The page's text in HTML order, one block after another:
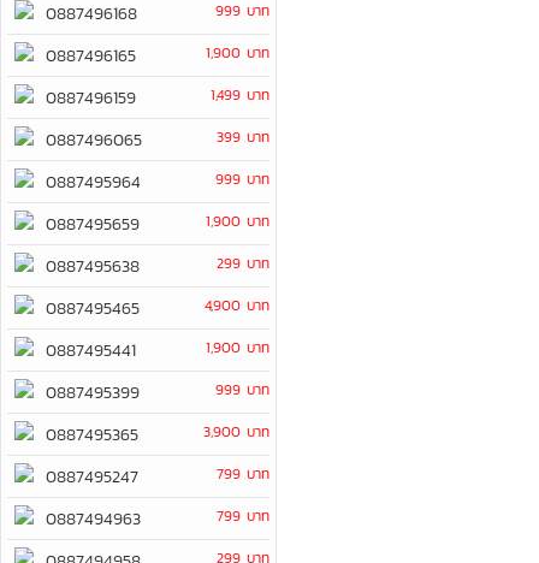
0887496168 999 บาท
0887496165 1,900 บาท
0887496159 1,499 บาท
0887496065 399 บาท
0887495964 999 บาท
0887495659 1,900 บาท
0887495638 299 บาท
0887495465 4,900 บาท
0887495441 1,900 บาท
0887495399 999 บาท
0887495365 3,900 บาท
0887495247 799 บาท
0887494963 799 บาท
299 บาท